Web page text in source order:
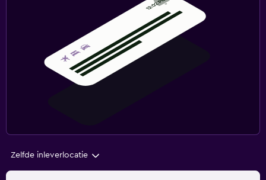
Zelfde inleverlocatie